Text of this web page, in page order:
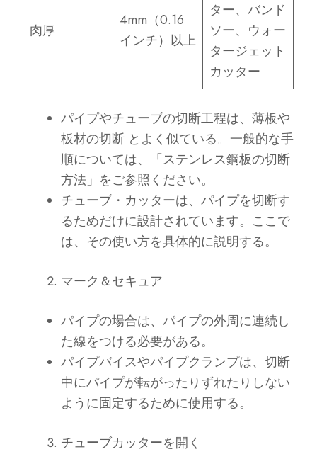
肉厚
4mm（0.16
インチ）以上
ター、バンド
ソー、ウォー
タージェット
カッター
パイプやチューブの切断工程は、薄板や
板材の切断 とよく似ている。一般的な手
順については、「ステンレス鋼板の切断
方法」をご参照ください。
チューブ・カッターは、パイプを切断す
るためだけに設計されています。ここで
は、その使い方を具体的に説明する。
マーク＆セキュア
パイプの場合は、パイプの外周に連続し
た線をつける必要がある。
パイプバイスやパイプクランプは、切断
中にパイプが転がったりずれたりしない
ように固定するために使用する。
チューブカッターを開く